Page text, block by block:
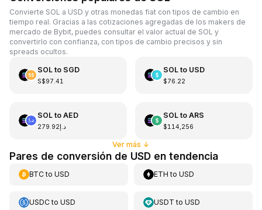
Convierte SOL a USD y otras monedas fiat con tipos de cambio en
tiempo real. Gracias a las cotizaciones agregadas de los makers de
mercado de Bybit, puedes consultar el valor actual de SOL y
convertirlo con confianza, con tipos de cambio precisos y sin
spreads ocultos.
SOLto SGD
S$97.41
SOLto USD
$76.22
SOLto AED
د.إ279.92
SOLto ARS
$114,256
Ver más ↓
Pares de conversión de USD en tendencia
BTCto USD ETH toUSD
USDCto USD USDT toUSD